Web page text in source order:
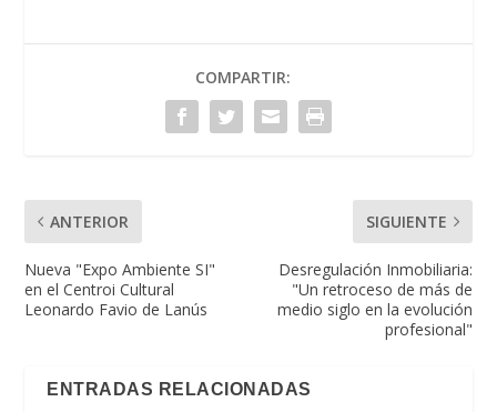
COMPARTIR:
ANTERIOR
Nueva "Expo Ambiente SI"
en el Centroi Cultural
Leonardo Favio de Lanús
SIGUIENTE
Desregulación Inmobiliaria:
"Un retroceso de más de
medio siglo en la evolución
profesional"
ENTRADAS RELACIONADAS